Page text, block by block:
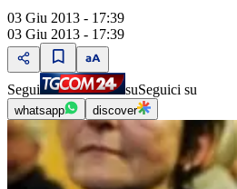
03 Giu 2013 - 17:39
03 Giu 2013 - 17:39
Segui suSeguici su
whatsapp discover